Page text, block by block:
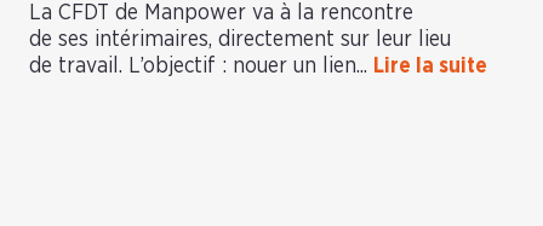
La CFDT de Manpower va à la rencontre
de ses intérimaires, directement sur leur lieu
de travail. L’objectif : nouer un lien... Lire la suite